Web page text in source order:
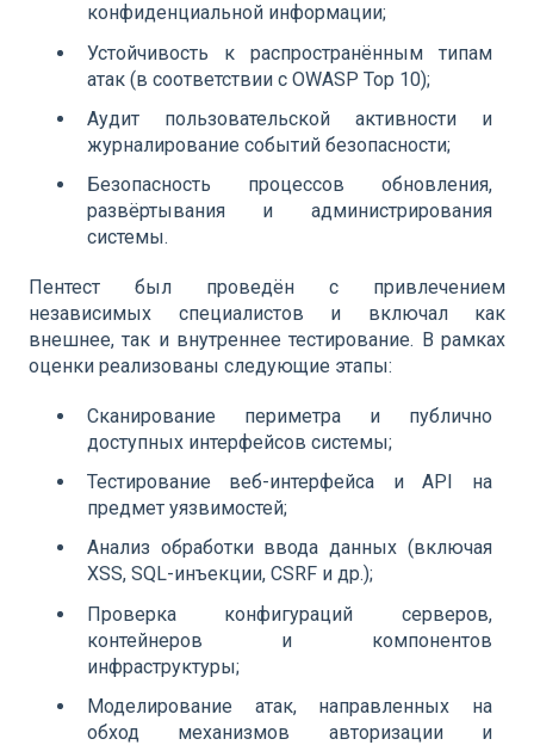
конфиденциальной информации;
Устойчивость к распространённым типам
атак (в соответствии с OWASP Top 10);
Аудит пользовательской активности и
журналирование событий безопасности;
Безопасность процессов обновления,
развёртывания и администрирования
системы.
Пентест был проведён с привлечением
независимых специалистов и включал как
внешнее, так и внутреннее тестирование. В рамках
оценки реализованы следующие этапы:
Сканирование периметра и публично
доступных интерфейсов системы;
Тестирование веб-интерфейса и API на
предмет уязвимостей;
Анализ обработки ввода данных (включая
XSS, SQL-инъекции, CSRF и др.);
Проверка конфигураций серверов,
контейнеров и компонентов
инфраструктуры;
Моделирование атак, направленных на
обход механизмов авторизации и